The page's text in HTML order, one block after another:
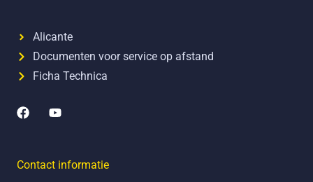
Alicante
Documenten voor service op afstand
Ficha Technica
F
a
b
o
Y
u
b
Contact informatie